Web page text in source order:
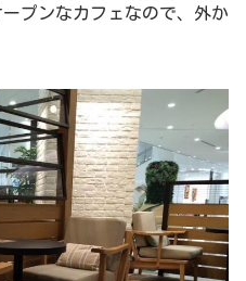
プンなカフェなので、外か